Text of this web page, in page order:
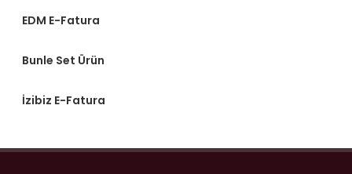
EDM E-Fatura
Bunle Set Ürün
İzibiz E-Fatura